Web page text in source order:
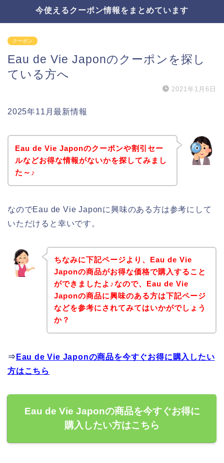
今使えるクーポン情報をまとめています
クーポン
Eau de Vie Japonのクーポンを探し
ている方へ
2021年1月6日
2025年11月最新情報
Eau de Vie Japonのクーポンや割引セー
ルなどお得な情報がないかを探してみまし
た～♪
なのでEau de Vie Japonに興味のある方は参考にして
いただけると幸いです。
ちなみに下記ページより、Eau de Vie
Japonの商品がお得な価格で購入すること
ができましたよ♪なので、Eau de Vie
Japonの商品に興味のある方は下記ページ
などを参考にされてみてはいかがでしょう
か？
⇒ Eau de Vie Japonの商品を今すぐお得に購入したい
方はこちら
Eau de Vie Japonの商品を今すぐお得に
購入したい方はこちら